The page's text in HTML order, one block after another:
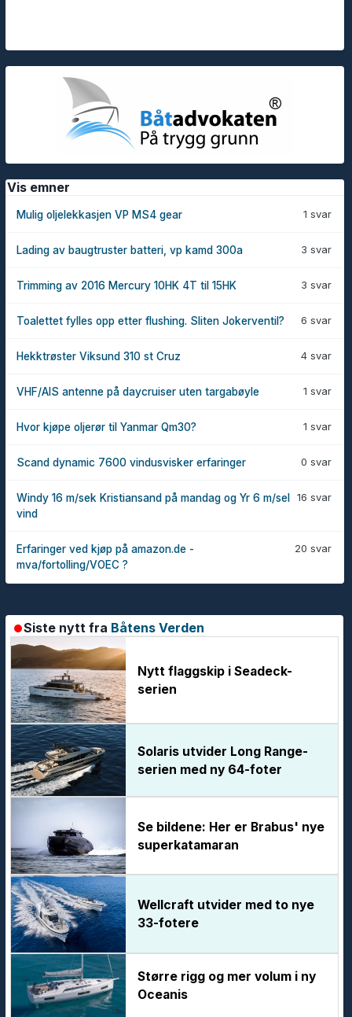
Vis emner
1 svar
Mulig oljelekkasjen VP MS4 gear
3 svar
Lading av baugtruster batteri, vp kamd 300a
3 svar
Trimming av 2016 Mercury 10HK 4T til 15HK
6 svar
Toalettet fylles opp etter flushing. Sliten Jokerventil?
4 svar
Hekktrøster Viksund 310 st Cruz
1 svar
VHF/AIS antenne på daycruiser uten targabøyle
1 svar
Hvor kjøpe oljerør til Yanmar Qm30?
0 svar
Scand dynamic 7600 vindusvisker erfaringer
16 svar
Windy 16 m/sek Kristiansand på mandag og Yr 6 m/sel
vind
20 svar
Erfaringer ved kjøp på amazon.de -
mva/fortolling/VOEC ?
Siste nytt fra Båtens Verden
Nytt flaggskip i Seadeck-
serien
Solaris utvider Long Range-
serien med ny 64-foter
Se bildene: Her er Brabus' nye
superkatamaran
Wellcraft utvider med to nye
33-fotere
Større rigg og mer volum i ny
Oceanis